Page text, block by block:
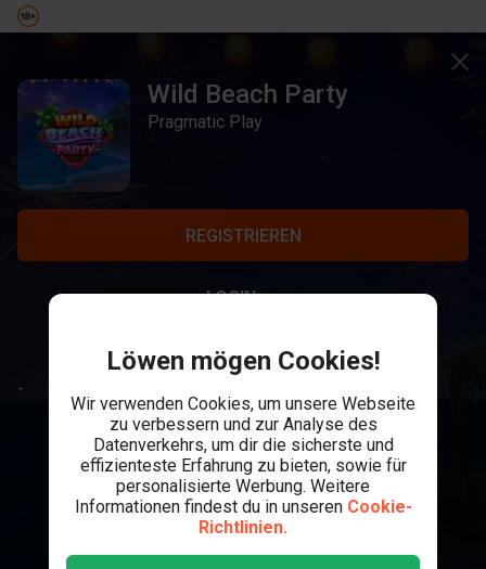
Wild Beach Party
Pragmatic Play
REGISTRIEREN
LOGIN
-
Löwen mögen Cookies!
Wir verwenden Cookies, um unsere Webseite
zu verbessern und zur Analyse des
Datenverkehrs, um dir die sicherste und
effizienteste Erfahrung zu bieten, sowie für
personalisierte Werbung. Weitere
Informationen findest du in unseren Cookie-
Richtlinien.